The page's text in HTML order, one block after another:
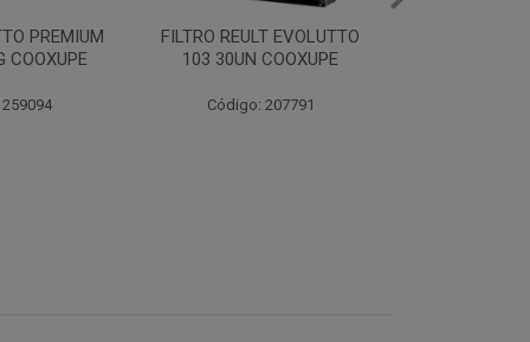
EVOLUTTO
FILTRO PAPEL EVOLUTTO
102 30UN COOXUPE
Código: 259097